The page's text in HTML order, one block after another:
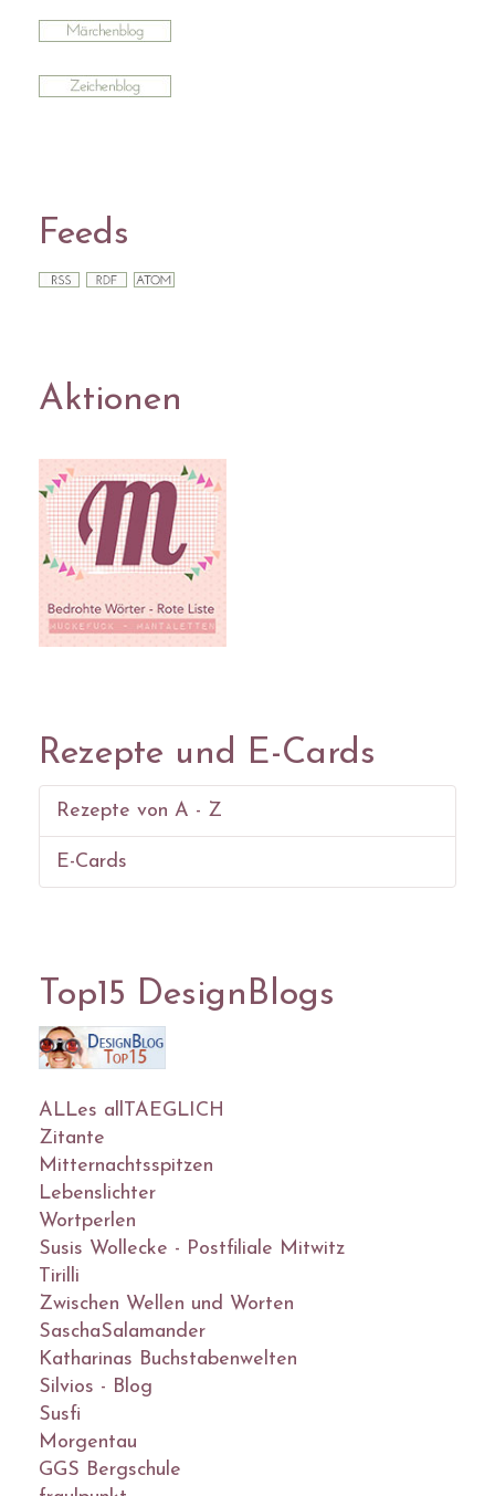
Feeds
Aktionen
Rezepte und E-Cards
Rezepte von A - Z
E-Cards
Top15 DesignBlogs
ALLes allTAEGLICH
Zitante
Mitternachtsspitzen
Lebenslichter
Wortperlen
Susis Wollecke - Postfiliale Mitwitz
Tirilli
Zwischen Wellen und Worten
SaschaSalamander
Katharinas Buchstabenwelten
Silvios - Blog
Susfi
Morgentau
GGS Bergschule